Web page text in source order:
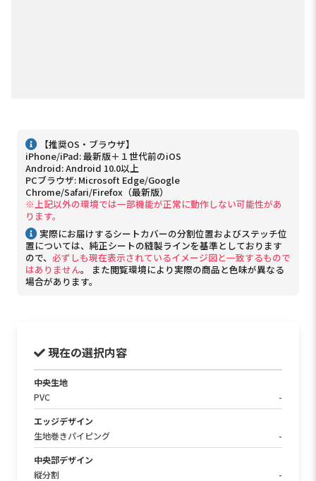
【推奨OS・ブラウザ】
iPhone/iPad: 最新版＋１世代前のiOS
Android: Android 10.0以上
PCブラウザ: Microsoft Edge/Google
Chrome/Safari/Firefox（最新版）
※上記以外の環境では一部機能が正常に動作しない可能性があ
ります。
実際にお届けするシートカバーの分割位置およびステッチ位
置については、純正シートの縫製ラインを基準としております
ので、 必ずしも現在表示されているイメージ図と一致するもので
はありません。 また閲覧環境により実際の商品と色味が異なる
場合があります。
現在の選択内容
中央生地
PVC
-
エッジデザイン
生地巻きパイピング
-
中央部デザイン
縦分割
-